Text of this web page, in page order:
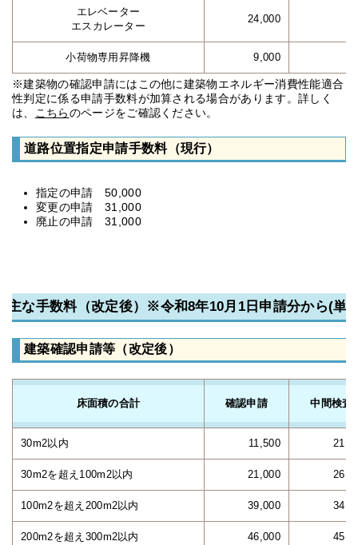
エレベーター
エスカレーター
24,000
小荷物専用昇降機 9,000
※建築物の確認申請にはこの他に建築物エネルギー消費性能適合
性判定に係る申請手数料が加算される場合があります。詳しく
は、
こちらのページをご確認ください。
道路位置指定申請手数料（現行）
指定の申請 50,000
変更の申請 31,000
廃止の申請 31,000
主な手数料（改定後）※令和8年10月1日申請分から(単
建築確認申請等（改定後）
床面積の合計 確認申請 中間検査
30m2以内 11,500
30m2を超え100m2以内 21,000
100m2を超え200m2以内 39,000
200m2を超え300m2以内 46,000